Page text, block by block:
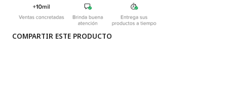
COMPARTIR ESTE PRODUCTO